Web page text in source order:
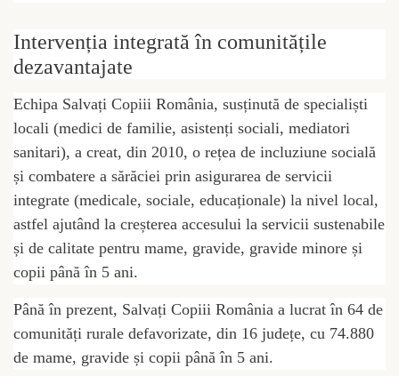
Intervenția integrată în comunitățile
dezavantajate
Echipa Salvați Copiii România, susținută de specialiști
locali (medici de familie, asistenți sociali, mediatori
sanitari), a creat, din 2010, o rețea de incluziune socială
și combatere a sărăciei prin asigurarea de servicii
integrate (medicale, sociale, educaționale) la nivel local,
astfel ajutând la creșterea accesului la servicii sustenabile
și de calitate pentru mame, gravide, gravide minore și
copii până în 5 ani.
Până în prezent, Salvați Copiii România a lucrat în 64 de
comunități rurale defavorizate, din 16 județe, cu 74.880
de mame, gravide și copii până în 5 ani.